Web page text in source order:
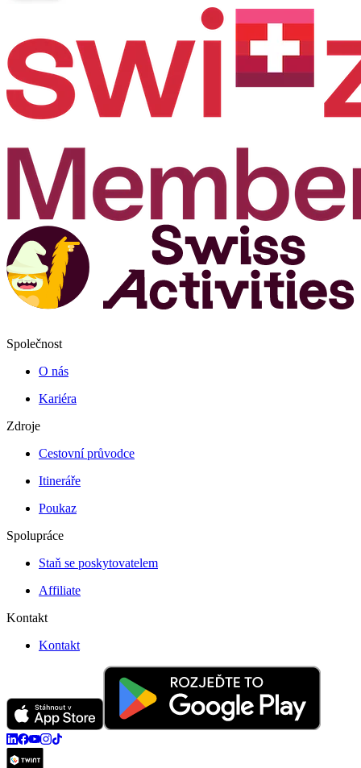
Společnost
O nás
Kariéra
Zdroje
Cestovní průvodce
Itineráře
Poukaz
Spolupráce
Staň se poskytovatelem
Affiliate
Kontakt
Kontakt